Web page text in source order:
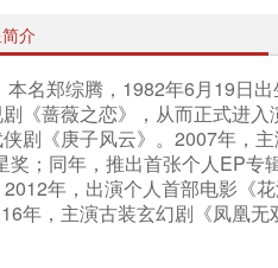
介
名郑综腾，1982年6月19日
《蔷薇之恋》，从而正式进
剧《庚子风云》。2007年，
奖；同年，推出首张个人EP
年，出演个人首部电影《
年，主演古装玄幻剧《凤凰无